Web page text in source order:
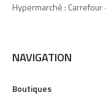
Hypermarché :
NAVIGATION
Boutiques